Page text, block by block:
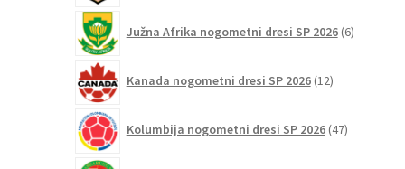
Južna Afrika nogometni dresi SP 2026 6izdelkov
Kanada nogometni dresi SP 2026 12izdelkov
Kolumbija nogometni dresi SP 2026 47izdelkov